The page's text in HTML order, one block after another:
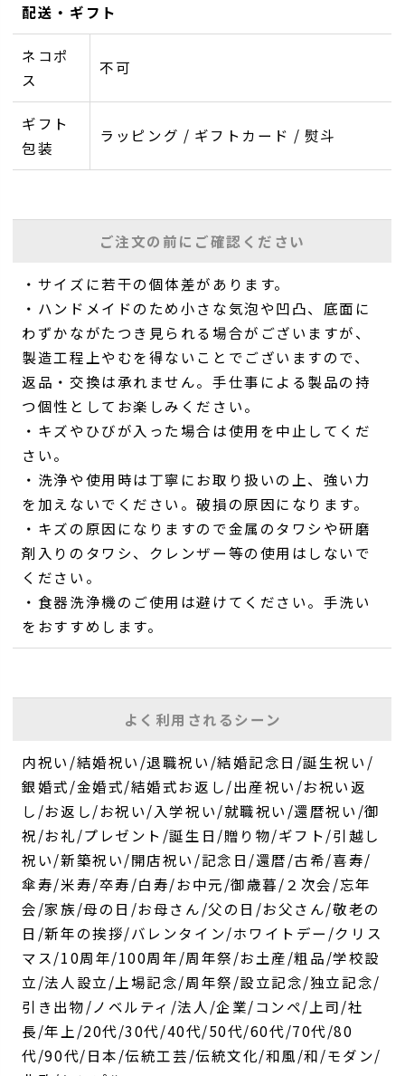
配送・ギフト
ネコポ
ス
不可
ギフト
包装
ラッピング / ギフトカード / 熨斗
ご注文の前にご確認ください
・サイズに若干の個体差があります。
・ハンドメイドのため小さな気泡や凹凸、底面に
わずかながたつき見られる場合がございますが、
製造工程上やむを得ないことでございますので、
返品・交換は承れません。手仕事による製品の持
つ個性としてお楽しみください。
・キズやひびが入った場合は使用を中止してくだ
さい。
・洗浄や使用時は丁寧にお取り扱いの上、強い力
を加えないでください。破損の原因になります。
・キズの原因になりますので金属のタワシや研磨
剤入りのタワシ、クレンザー等の使用はしないで
ください。
・食器洗浄機のご使用は避けてください。手洗い
をおすすめします。
よく利用されるシーン
内祝い/結婚祝い/退職祝い/結婚記念日/誕生祝い/
銀婚式/金婚式/結婚式お返し/出産祝い/お祝い返
し/お返し/お祝い/入学祝い/就職祝い/還暦祝い/御
祝/お礼/プレゼント/誕生日/贈り物/ギフト/引越し
祝い/新築祝い/開店祝い/記念日/還暦/古希/喜寿/
傘寿/米寿/卒寿/白寿/お中元/御歳暮/２次会/忘年
会/家族/母の日/お母さん/父の日/お父さん/敬老の
日/新年の挨拶/バレンタイン/ホワイトデー/クリス
マス/10周年/100周年/周年祭/お土産/粗品/学校設
立/法人設立/上場記念/周年祭/設立記念/独立記念/
引き出物/ノベルティ/法人/企業/コンペ/上司/社
長/年上/20代/30代/40代/50代/60代/70代/80
代/90代/日本/伝統工芸/伝統文化/和風/和/モダン/